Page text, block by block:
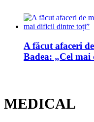
A făcut afaceri
Badea: „Cel
MEDICAL